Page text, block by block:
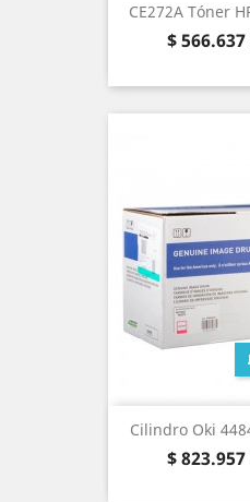
CE272A Tóner
Precio
$ 566.637
Cilindro Oki
Precio
$ 823.957